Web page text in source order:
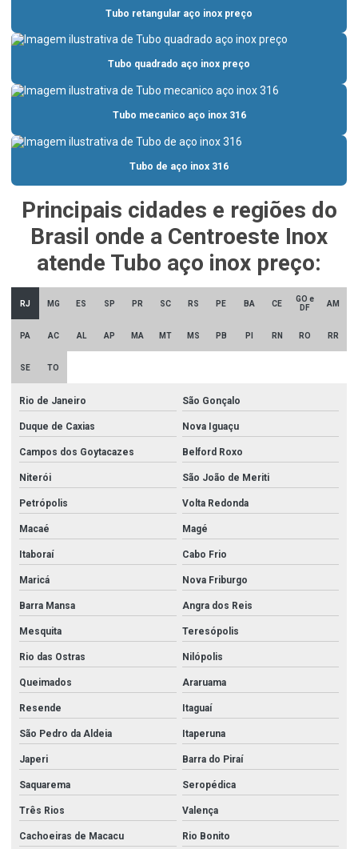
Barras de aço inox
Bomba incêndio 7 5 cv
Cantoneira aço inox 316
Cantoneira inox
Cantoneira inox 304 preço
Cantoneira inox dobrada
Chapa de aço inox 304
Chapa de aço inox 304l
Chapa de aço inox 316
Chapa de aço inox 430
Chapa inox 430 preço
Chapa perfurada inox 5mm
Chapas de aço inox
Comercio de aço inox
Conexão flange
Conexões em aço carbono
Conexões de aço inox
Conexões de aço inox 304
Conexões de aço inox 316
Conexões forjadas aço inox
Tubo retangular aço inox preço
Tubo quadrado aço inox preço
Tubo mecanico aço inox 316
Tubo de aço inox 316
Principais cidades e regiões do
Brasil onde a Centroeste Inox
atende Tubo aço inox preço:
RJ MG ES SP PR SC RS PE BA CE
GO e
DF
AM
PA AC AL AP MA MT MS PB PI RN RO RR
SE TO
Rio de Janeiro São Gonçalo
Duque de Caxias Nova Iguaçu
Campos dos Goytacazes Belford Roxo
Niterói São João de Meriti
Petrópolis Volta Redonda
Macaé Magé
Itaboraí Cabo Frio
Maricá Nova Friburgo
Barra Mansa Angra dos Reis
Mesquita Teresópolis
Rio das Ostras Nilópolis
Queimados Araruama
Resende Itaguaí
São Pedro da Aldeia Itaperuna
Japeri Barra do Piraí
Saquarema Seropédica
Três Rios Valença
Cachoeiras de Macacu Rio Bonito